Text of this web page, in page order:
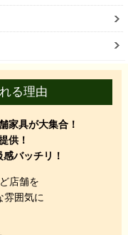
る理由
家具が大集合！
供！
バッチリ！
店舗を
雰囲気に